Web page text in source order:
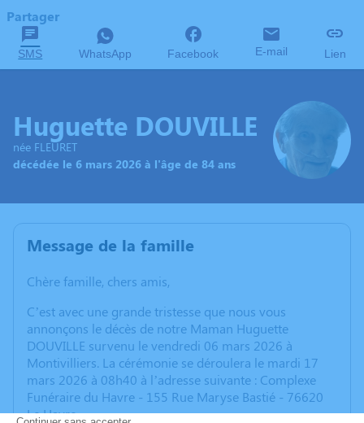
Partager
SMS WhatsApp Facebook E-mail Lien
Huguette DOUVILLE
née FLEURET
décédée le 6 mars 2026 à l'âge de 84 ans
Message de la famille
Chère famille, chers amis,
C’est avec une grande tristesse que nous vous
annonçons le décès de notre Maman Huguette
DOUVILLE survenu le vendredi 06 mars 2026 à
Montivilliers. La cérémonie se déroulera le mardi 17
mars 2026 à 08h40 à l’adresse suivante : Complexe
Funéraire du Havre - 155 Rue Maryse Bastié - 76620
Le Havre.